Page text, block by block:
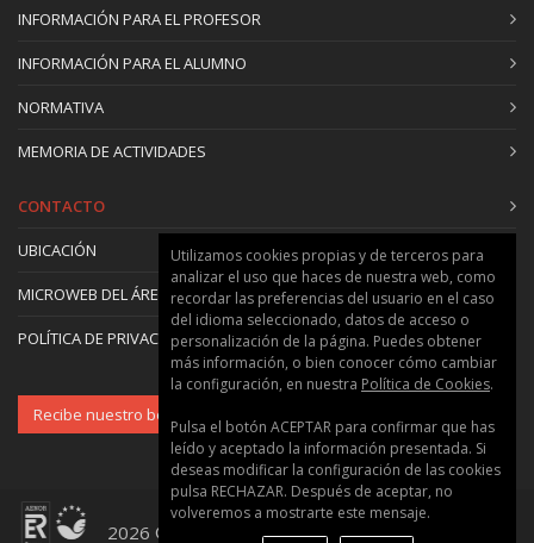
INFORMACIÓN PARA EL PROFESOR
INFORMACIÓN PARA EL ALUMNO
NORMATIVA
MEMORIA DE ACTIVIDADES
CONTACTO
UBICACIÓN
MICROWEB DEL ÁREA
POLÍTICA DE PRIVACIDAD Y COOKIES
Recibe nuestro boletín
2026 © Universitat Politècnica de València ::
Utilizamos cookies propias y de terceros para
analizar el uso que haces de nuestra web, como
recordar las preferencias del usuario en el caso
del idioma seleccionado, datos de acceso o
personalización de la página. Puedes obtener
más información, o bien conocer cómo cambiar
la configuración, en nuestra Política de Cookies.
Pulsa el botón ACEPTAR para confirmar que has
leído y aceptado la información presentada. Si
deseas modificar la configuración de las cookies
pulsa RECHAZAR. Después de aceptar, no
volveremos a mostrarte este mensaje.